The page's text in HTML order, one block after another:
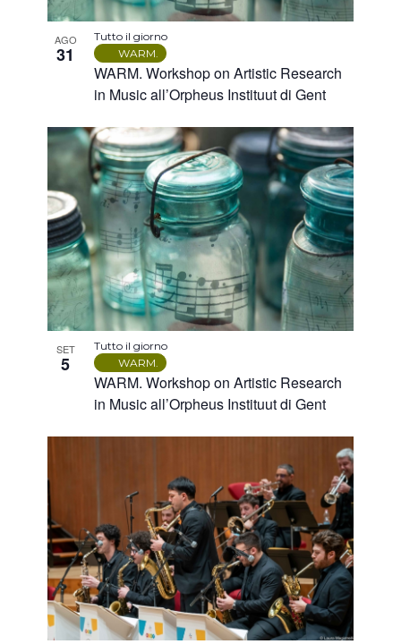
AGO
31
WARM. Workshop on Artistic Research
in Music all’Orpheus Instituut di Gent
Tutto il giorno
WARM.
SET
5
WARM. Workshop on Artistic Research
in Music all’Orpheus Instituut di Gent
Tutto il giorno
WARM.